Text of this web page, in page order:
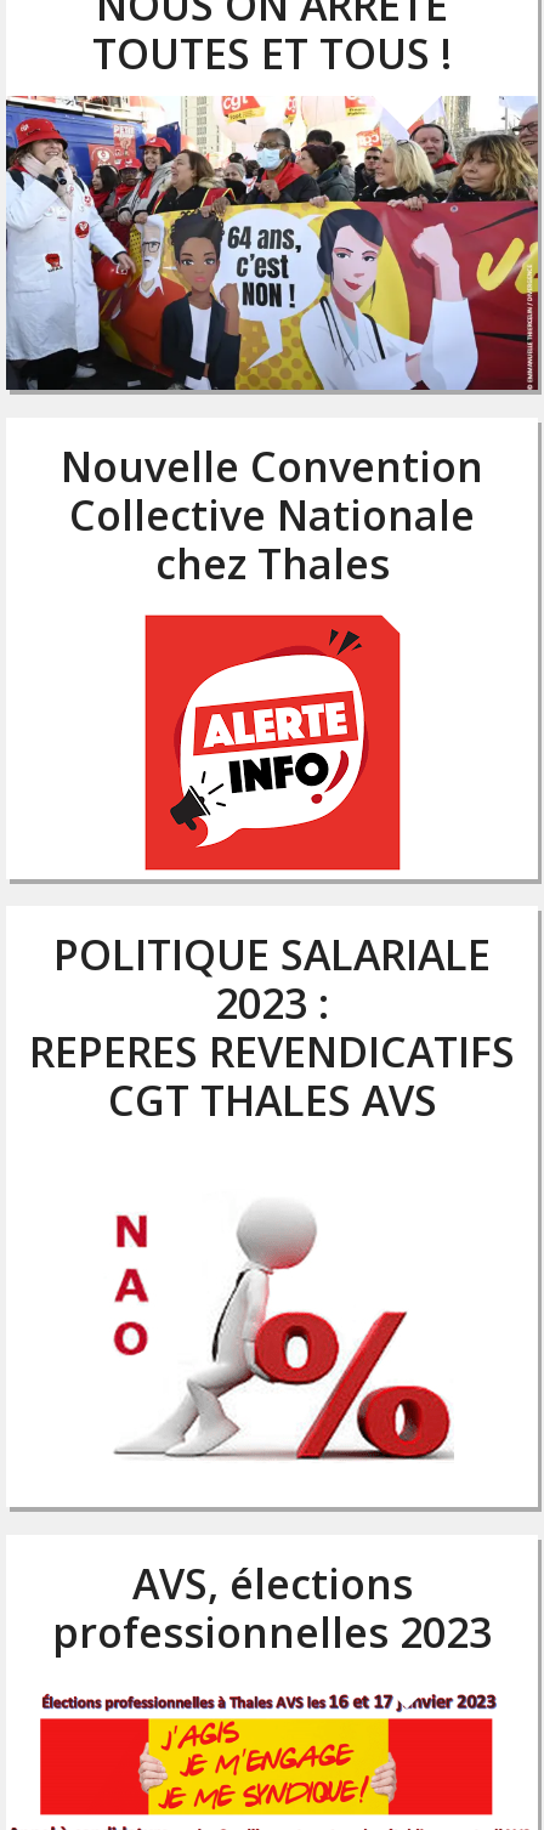
TOUTES ET TOUS !
Nouvelle Convention
Collective Nationale
chez Thales
POLITIQUE SALARIALE
2023 :
REPERES REVENDICATIFS
CGT THALES AVS
AVS, élections
professionnelles 2023